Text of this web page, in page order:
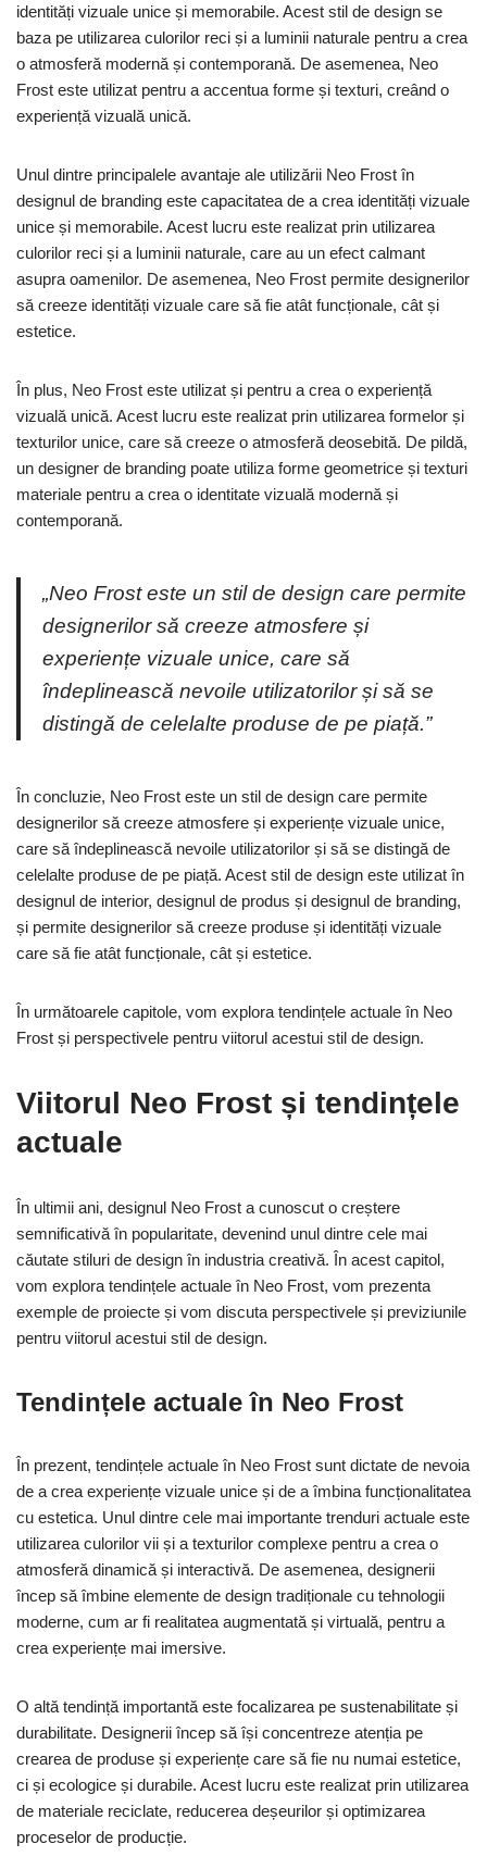
identități vizuale unice și memorabile. Acest stil de design se
baza pe utilizarea culorilor reci și a luminii naturale pentru a crea
o atmosferă modernă și contemporană. De asemenea, Neo
Frost este utilizat pentru a accentua forme și texturi, creând o
experiență vizuală unică.
Unul dintre principalele avantaje ale utilizării Neo Frost în
designul de branding este capacitatea de a crea identități vizuale
unice și memorabile. Acest lucru este realizat prin utilizarea
culorilor reci și a luminii naturale, care au un efect calmant
asupra oamenilor. De asemenea, Neo Frost permite designerilor
să creeze identități vizuale care să fie atât funcționale, cât și
estetice.
În plus, Neo Frost este utilizat și pentru a crea o experiență
vizuală unică. Acest lucru este realizat prin utilizarea formelor și
texturilor unice, care să creeze o atmosferă deosebită. De pildă,
un designer de branding poate utiliza forme geometrice și texturi
materiale pentru a crea o identitate vizuală modernă și
contemporană.
„Neo Frost este un stil de design care permite
designerilor să creeze atmosfere și
experiențe vizuale unice, care să
îndeplinească nevoile utilizatorilor și să se
distingă de celelalte produse de pe piață.”
În concluzie, Neo Frost este un stil de design care permite
designerilor să creeze atmosfere și experiențe vizuale unice,
care să îndeplinească nevoile utilizatorilor și să se distingă de
celelalte produse de pe piață. Acest stil de design este utilizat în
designul de interior, designul de produs și designul de branding,
și permite designerilor să creeze produse și identități vizuale
care să fie atât funcționale, cât și estetice.
În următoarele capitole, vom explora tendințele actuale în Neo
Frost și perspectivele pentru viitorul acestui stil de design.
Viitorul Neo Frost și tendințele
actuale
În ultimii ani, designul Neo Frost a cunoscut o creștere
semnificativă în popularitate, devenind unul dintre cele mai
căutate stiluri de design în industria creativă. În acest capitol,
vom explora tendințele actuale în Neo Frost, vom prezenta
exemple de proiecte și vom discuta perspectivele și previziunile
pentru viitorul acestui stil de design.
Tendințele actuale în Neo Frost
În prezent, tendințele actuale în Neo Frost sunt dictate de nevoia
de a crea experiențe vizuale unice și de a îmbina funcționalitatea
cu estetica. Unul dintre cele mai importante trenduri actuale este
utilizarea culorilor vii și a texturilor complexe pentru a crea o
atmosferă dinamică și interactivă. De asemenea, designerii
încep să îmbine elemente de design tradiționale cu tehnologii
moderne, cum ar fi realitatea augmentată și virtuală, pentru a
crea experiențe mai imersive.
O altă tendință importantă este focalizarea pe sustenabilitate și
durabilitate. Designerii încep să își concentreze atenția pe
crearea de produse și experiențe care să fie nu numai estetice,
ci și ecologice și durabile. Acest lucru este realizat prin utilizarea
de materiale reciclate, reducerea deșeurilor și optimizarea
proceselor de producție.